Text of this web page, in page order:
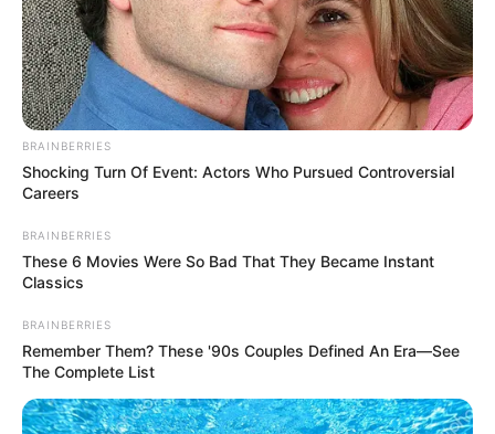
BRAINBERRIES
Shocking Turn Of Event: Actors Who Pursued Controversial
Careers
BRAINBERRIES
These 6 Movies Were So Bad That They Became Instant
Classics
BRAINBERRIES
Remember Them? These '90s Couples Defined An Era—See
The Complete List